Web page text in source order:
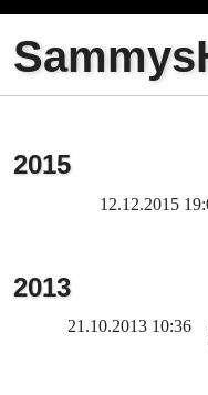
2015
12.12.2015
2013
21.10.2013 10:36